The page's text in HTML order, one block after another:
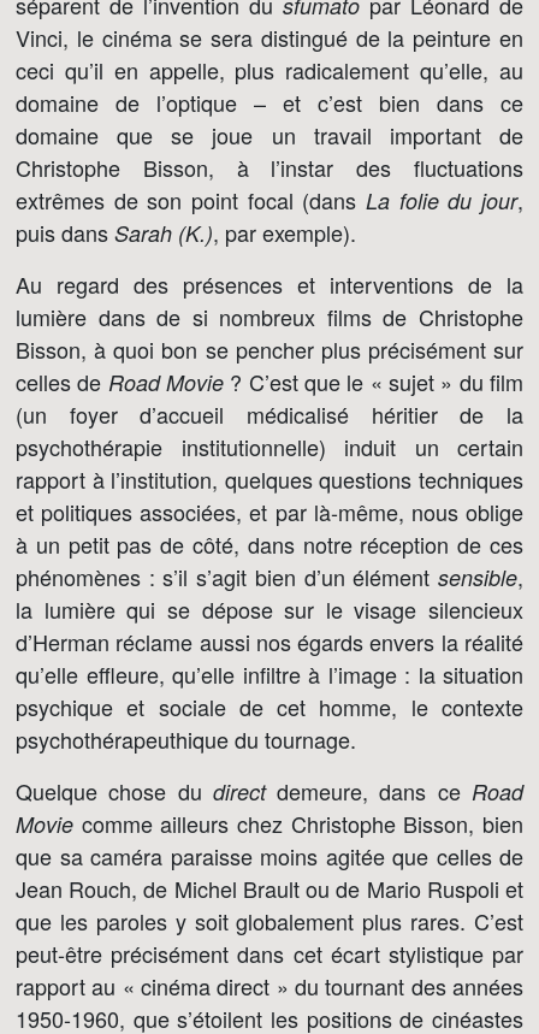
Vinci, le cinéma se sera distingué de la peinture en
ceci qu’il en appelle, plus radicalement qu’elle, au
domaine de l’optique – et c’est bien dans ce
domaine que se joue un travail important de
Christophe Bisson, à l’instar des fluctuations
extrêmes de son point focal (dans La folie du jour,
puis dans Sarah (K.), par exemple).
Au regard des présences et interventions de la
lumière dans de si nombreux films de Christophe
Bisson, à quoi bon se pencher plus précisément sur
celles de Road Movie ? C’est que le « sujet » du film
(un foyer d’accueil médicalisé héritier de la
psychothérapie institutionnelle) induit un certain
rapport à l’institution, quelques questions techniques
et politiques associées, et par là-même, nous oblige
à un petit pas de côté, dans notre réception de ces
phénomènes : s’il s’agit bien d’un élément sensible,
la lumière qui se dépose sur le visage silencieux
d’Herman réclame aussi nos égards envers la réalité
qu’elle effleure, qu’elle infiltre à l’image : la situation
psychique et sociale de cet homme, le contexte
psychothérapeuthique du tournage.
Quelque chose du directdemeure, dans ce Road
Movie comme ailleurs chez Christophe Bisson, bien
que sa caméra paraisse moins agitée que celles de
Jean Rouch, de Michel Brault ou de Mario Ruspoli et
que les paroles y soit globalement plus rares. C’est
peut-être précisément dans cet écart stylistique par
rapport au « cinéma direct » du tournant des années
1950-1960, que s’étoilent les positions de cinéastes